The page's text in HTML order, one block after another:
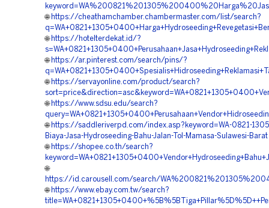
🌐 https://cheathamchamber.chambermaster.com/list/search?
🌐 https://hotelterdekat.id/?
🌐 https://ar.pinterest.com/search/pins/?
🌐 https://servayonline.com/product/search?
🌐 https://www.sdsu.edu/search?
🌐 https://saddleriverpd.com/index.asp?keyword=WA-0821-
Biaya-Jasa-Hydroseeding-Bahu-Jalan-Tol-Mamasa-Sulawesi-Barat
🌐 https://shopee.co.th/search?
🌐
https://id.carousell.com/search/
🌐 https://www.ebay.com.tw/search?